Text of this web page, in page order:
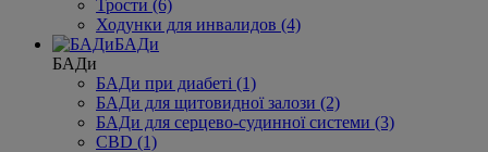
Трости (6)
Ходунки для инвалидов (4)
БАДи
БАДи
БАДи при диабеті (1)
БАДи для щитовидної залози (2)
БАДи для серцево-судинної системи (3)
CBD (1)